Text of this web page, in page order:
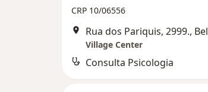
CRP 10/06556
Rua dos Pariquis, 2999.,
Village Center
Consulta Psicologia